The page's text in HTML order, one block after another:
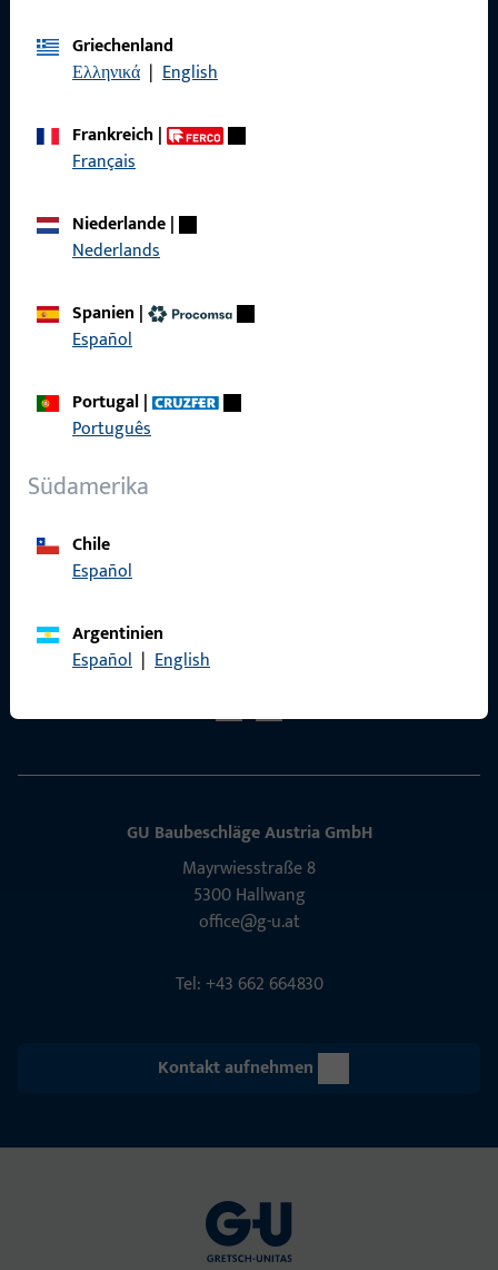
Griechenland
Ελληνικά | English
Frankreich|
Français
Niederlande|
Nederlands
Spanien |
Español
Portugal|
Português
Südamerika
Chile
Español
Argentinien
Español | English
Über Uns
Kontakt
Social Media
GU Baubeschläge Aus­tria GmbH
Mayrwies­straße 8
5300 Hall­wang
office@g-u.at
Tel: +43 662 664830
Kontakt aufnehmen